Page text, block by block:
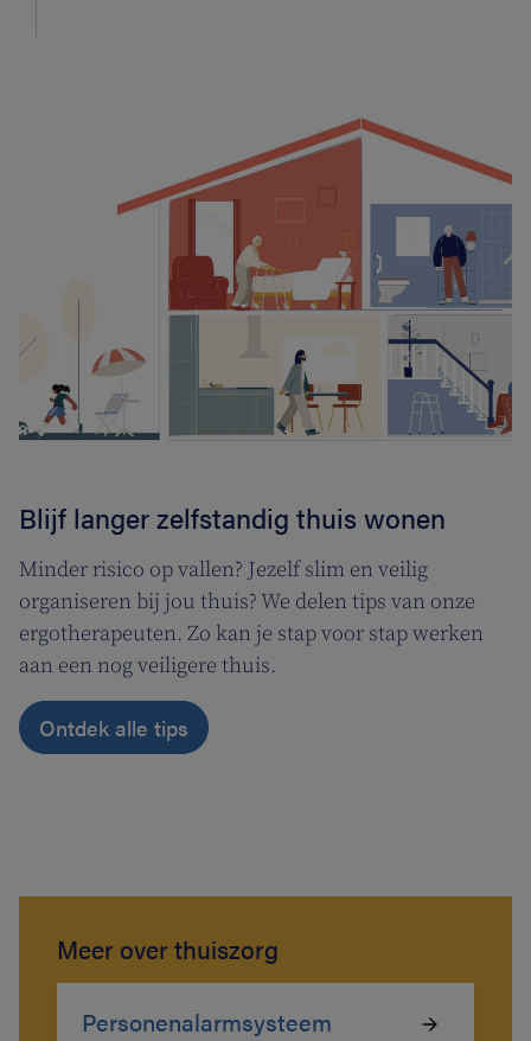
Blijf langer zelfstandig thuis wonen
Minder risico op vallen? Jezelf slim en veilig
organiseren bij jou thuis? We delen tips van onze
ergotherapeuten. Zo kan je stap voor stap werken
aan een nog veiligere thuis.
Ontdek alle tips
Meer over thuiszorg
Personenalarmsysteem